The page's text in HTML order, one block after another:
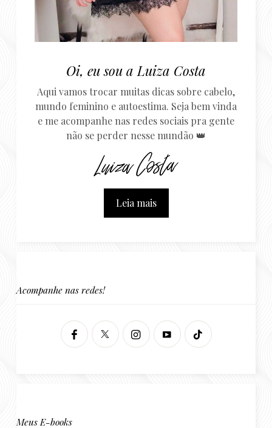
Oi, eu sou a Luiza Costa
Aqui vamos trocar muitas dicas sobre cabelo,
mundo feminino e autoestima. Seja bem vinda
e me acompanhe nas redes sociais pra gente
não se perder nesse mundão 👑
Leia mais
Acompanhe nas redes!
Meus E-books